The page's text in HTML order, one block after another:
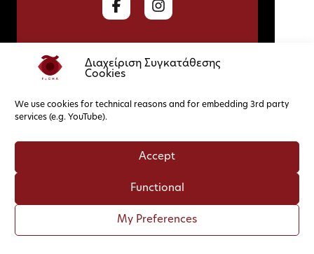
Διαχείριση Συγκατάθεσης
Cookies
We use cookies for technical reasons and for embedding 3rd party
services (e.g. YouTube).
Accept
Functional
My Preferences